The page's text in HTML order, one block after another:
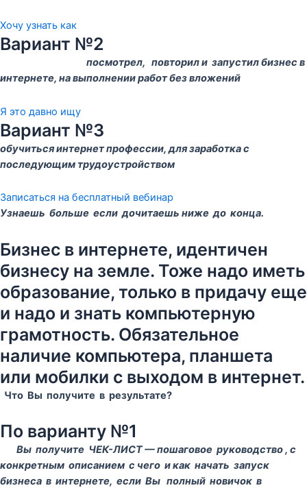
Хочу узнать как
Вариант №2
посмотрел, повторил и запустил бизнес в
интернете, на выполнении работ без вложений
Я это давно ищу
Вариант №3
обучиться интернет профессии, для заработка с
последующим трудоустройством
Записаться на бесплатный вебинар
Узнаешь больше если дочитаешь ниже до конца.
Бизнес в интернете, идентичен
бизнесу на земле. Тоже надо иметь
образование, только в придачу еще
и надо и знать компьютерную
грамотность. Обязательное
наличие компьютера, планшета
или мобилки с выходом в интернет.
Что Вы получите в результате?
По варианту №1
Вы получите ЧЕК-ЛИСТ — пошаговое руководство , с
конкретным описанием с чего и как начать запуск
бизнеса в интернете, если Вы полный новичок в